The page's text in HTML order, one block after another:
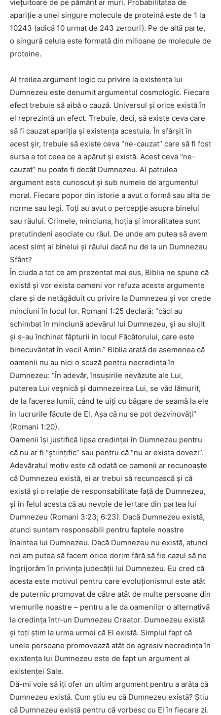
vieţuitoare de pe pământ ar muri. Probabilitatea de
apariţie a unei singure molecule de proteină este de 1 la
10243 (adică 10 urmat de 243 zerouri). Pe de altă parte,
o singură celula este formată din milioane de molecule de
proteine.
Al treilea argument logic cu privire la existenţa lui
Dumnezeu este denumit argumentul cosmologic. Fiecare
efect trebuie să aibă o cauză. Universul şi orice există în
el reprezintă un efect. Trebuie, deci, să existe ceva care
să fi cauzat apariţia şi existenţa acestuia. În sfârşit în
acest şir, trebuie să existe ceva “ne-cauzat” care să fi fost
sursa a tot ceea ce a apărut şi există. Acest ceva “ne-
cauzat” nu poate fi decât Dumnezeu. Al patrulea
argument este cunoscut şi sub numele de argumentul
moral. Fiecare popor din istorie a avut o formă sau alta de
norme sau legi. Toţi au avut o percepţie asupra binelui
sau răului. Crimele, minciuna, hoţia şi imoralitatea sunt
pretutindeni asociate cu răul. De unde am putea să avem
acest simţ al binelui şi răului dacă nu de la un Dumnezeu
Sfânt?
În ciuda a tot ce am prezentat mai sus, Biblia ne spune că
există şi vor exista oameni vor refuza aceste argumente
clare şi de netăgăduit cu privire la Dumnezeu şi vor crede
minciuni în locul lor. Romani 1:25 declară: “căci au
schimbat în minciună adevărul lui Dumnezeu, şi au slujit
şi s-au închinat făpturii în locul Făcătorului, care este
binecuvântat în veci! Amin.” Biblia arată de asemenea că
oamenii nu au nici o scuză pentru necredinţa în
Dumnezeu: “În adevăr, însuşirile nevăzute ale Lui,
puterea Lui veşnică şi dumnezeirea Lui, se văd lămurit,
de la facerea lumii, când te uiţi cu băgare de seamă la ele
în lucrurile făcute de El. Aşa că nu se pot dezvinovăţi”
(Romani 1:20).
Oamenii îşi justifică lipsa credinţei în Dumnezeu pentru
că nu ar fi “ştiinţific” sau pentru că “nu ar exista dovezi”.
Adevăratul motiv este că odată ce oamenii ar recunoaşte
că Dumnezeu există, ei ar trebui să recunoască şi că
există şi o relaţie de responsabilitate faţă de Dumnezeu,
şi în felul acesta că au nevoie de iertare din partea lui
Dumnezeu (Romani 3:23; 6:23). Dacă Dumnezeu există,
atunci suntem responsabili pentru faptele noastre
înaintea lui Dumnezeu. Dacă Dumnezeu nu există, atunci
noi am putea să facem orice dorim fără să fie cazul să ne
îngrijorăm în privinţa judecăţii lui Dumnezeu. Eu cred că
acesta este motivul pentru care evoluţionismul este atât
de puternic promovat de către atât de multe persoane din
vremurile noastre – pentru a le da oamenilor o alternativă
la credinţa într-un Dumnezeu Creator. Dumnezeu există
şi toţi ştim la urma urmei că El există. Simplul fapt că
unele persoane promovează atât de agresiv necredinţa în
existenţa lui Dumnezeu este de fapt un argument al
existenţei Sale.
Dă-mi voie să îţi ofer un ultim argument pentru a arăta că
Dumnezeu există. Cum ştiu eu că Dumnezeu există? Ştiu
că Dumnezeu există pentru că vorbesc cu El în fiecare zi.